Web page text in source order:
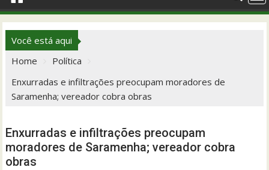
Você está aqui
Home
Política
Enxurradas e infiltrações preocupam moradores de
Saramenha; vereador cobra obras
Enxurradas e infiltrações preocupam
moradores de Saramenha; vereador cobra
obras